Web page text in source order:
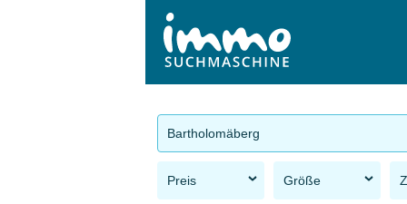
Bartholomäberg
Preis Größe